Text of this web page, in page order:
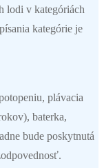
lodi v kategóriách
kategórie je
plávacia
baterka,
bude poskytnutá